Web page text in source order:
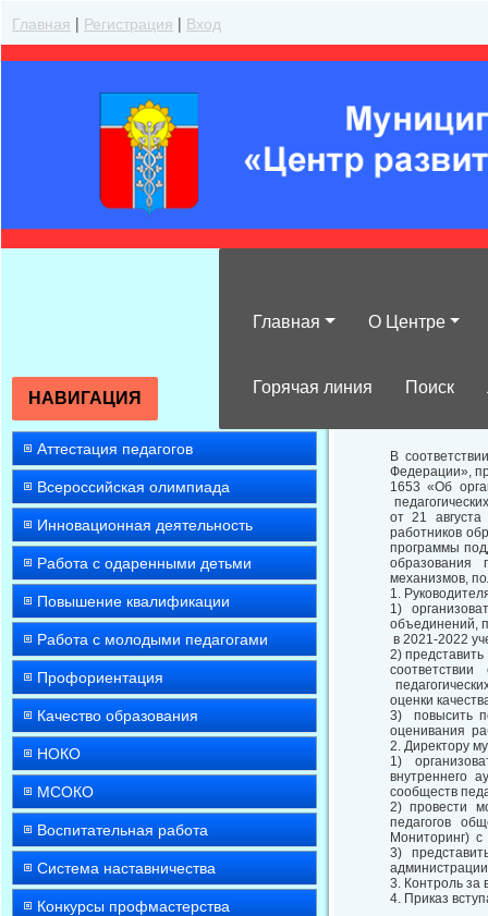
Главная | Регистрация | Вход
Главная О Центре
Горячая линия Поиск
НАВИГАЦИЯ
Аттестация педагогов
Всероссийская олимпиада
Инновационная деятельность
Работа с одаренными детьми
Повышение квалификации
Работа с молодыми педагогами
Профориентация
Качество образования
НОКО
МСОКО
Воспитательная работа
Система наставничества
Конкурсы профмастерства
В
Федерации»,
1653 «Об
от 21
работников
программы
образования
механизмов,
1.
1)
объединений,
в 2021-2022
2)
оценки
3) повысить
оценивания
2. Директору
1)
внутреннего
сообществ
2) провести
педагогов
Мониторинг) с
3)
3. Контроль за
4. Приказ